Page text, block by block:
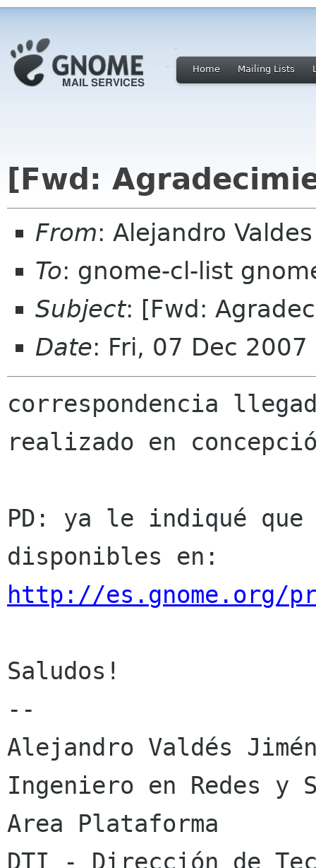
Home Mailing Lists
[Fwd:
From: Alejandro
To: gnome-cl-list
Subject: [Fwd:
Date: Fri, 07 Dec
correspondencia
realizado en
PD: ya le indiqué
http://es.gnome.org/
Saludos!
--
Alejandro Valdés
Ingeniero en Redes y
Area Plataforma
DTI - Dirección de